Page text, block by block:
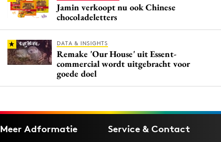
Jamin verkoopt nu ook Chinese
chocoladeletters
DATA & INSIGHTS
Remake 'Our House' uit Essent-
commercial wordt uitgebracht voor
goede doel
Meer Adformatie Service & Contact